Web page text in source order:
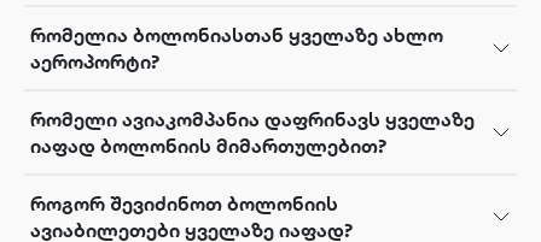
რომელია ბოლონიასთან ყველაზე ახლო
აეროპორტი?
რომელი ავიაკომპანია დაფრინავს ყველაზე
იაფად ბოლონიის მიმართულებით?
როგორ შევიძინოთ ბოლონიის
ავიაბილეთები ყველაზე იაფად?